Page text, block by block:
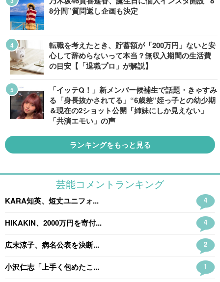
8分間”質問返し企画も決定
転職を考えたとき、貯蓄額が「200万円」ないと安
心して辞めらないって本当？無収入期間の生活費
の目安【「退職プロ」が解説】
「イッテQ！」新メンバー候補生で話題・きゃすみ
る「身長抜かされてる」“6歳差”姪っ子との幼少期
＆現在の2ショット公開「姉妹にしか見えない」
「共演エモい」の声
ランキングをもっと見る